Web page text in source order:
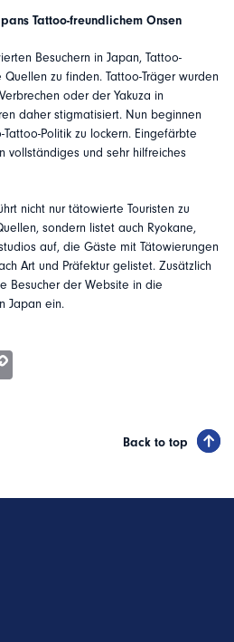
Tattoo-freundlichem Onsen
Besuchern in Japan, Tattoo-
zu finden. Tattoo-Träger wurden
oder der Yakuza in
daher stigmatisiert. Nun beginnen
Politik zu lockern. Eingefärbte
vollständiges und sehr hilfreiches
nicht nur tätowierte Touristen zu
sondern listet auch Ryokane,
auf, die Gäste mit Tätowierungen
Art und Präfektur gelistet. Zusätzlich
Besucher der Website in die
Japan ein.
Back to top